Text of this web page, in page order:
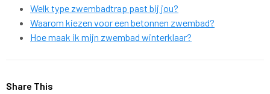
Welk type zwembadtrap past bij jou?
Waarom kiezen voor een betonnen zwembad?
Hoe maak ik mijn zwembad winterklaar?
Share This